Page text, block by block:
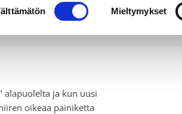
Mieltymykset
Täältä löydät kuvia Thermian logoista. Lataa
alapuolelta ja kun uusi
oikeaa painiketta